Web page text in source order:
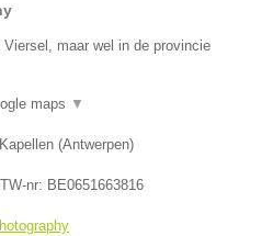
maar wel in de provincie
maps ▼
Kapellen (Antwerpen)
nr: BE0651663816